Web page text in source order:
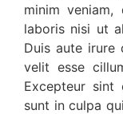
minim veniam,
laboris nisi ut
Duis aute irure
velit esse
Excepteur sint
sunt in culpa